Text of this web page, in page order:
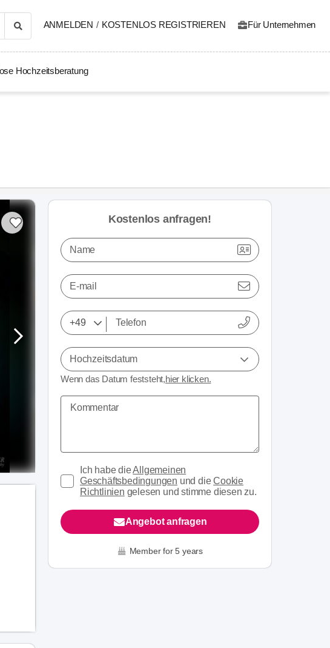
ANMELDEN / KOSTENLOS REGISTRIEREN Für Unternehmen
Hochzeitsberatung
Kostenlos anfragen!
Name
E-mail
Hochzeitsdatum
Wenn das Datum feststeht,hier klicken.
Ich habe dieAllgemeinen
Geschäftsbedingungen und dieCookie
Richtlinien gelesen und stimme diesen zu.
Angebot anfragen
Member for 5 years